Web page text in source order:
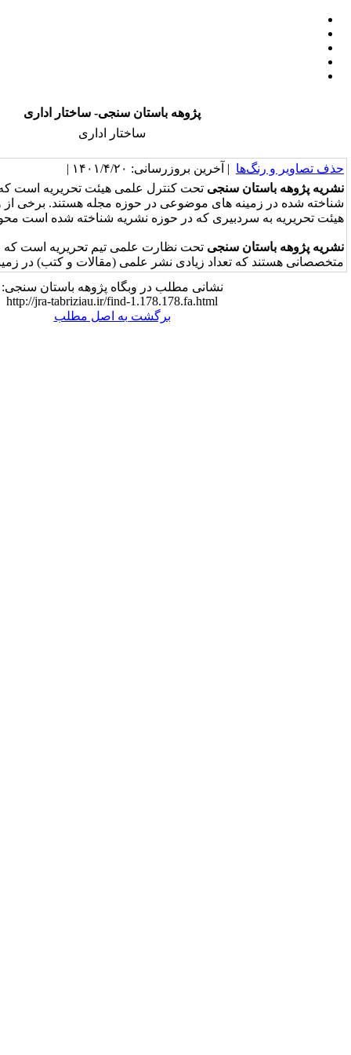
پژوهه باستان سنجی- ساختار اداری
بروزرسانی: ۱۴۰۱/۴/۲۰ |
تحت کنترل علمی هیئت تحریریه است که اعضای آن متخصصان
موضوعی در حوزه مجله هستند. برخی از وظایف اجرایی اعضای
که در حوزه نشریه شناخته شده است محول می شود.
تحت نظارت علمی تیم تحریریه است که اعضای آن همگی
زیادی نشر علمی (مقالات و کتب) در زمینه خود دارند.
نشانی مطلب در وبگاه پژوهه باستان سنجی:
http://jra-tabriziau.ir/find-1.178.178.fa.html